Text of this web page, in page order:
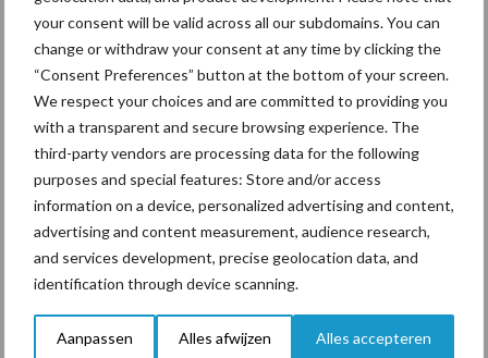
your consent will be valid across all our subdomains. You can
change or withdraw your consent at any time by clicking the
“Consent Preferences” button at the bottom of your screen.
We respect your choices and are committed to providing you
with a transparent and secure browsing experience. The
third-party vendors are processing data for the following
purposes and special features: Store and/or access
information on a device, personalized advertising and content,
advertising and content measurement, audience research,
and services development, precise geolocation data, and
identification through device scanning.
Aanpassen Alles afwijzen Alles accepteren
Sidebar
7 aug
Grondstoffenmarkt blijft grillig:
droogte en geopolitiek houden
handel in de greep
7 aug
De speenhuid: een vaak
onderschatte risicofactor voor
mastitis
6 aug
ForFarmers ziet volume en
Nederlandse markt